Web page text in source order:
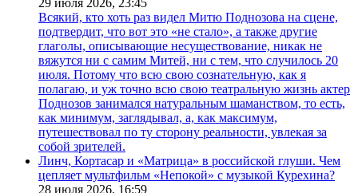
Всякий, кто хоть раз видел Митю Поднозова на сцене,
подтвердит, что вот это «не стало», а также другие
глаголы, описывающие несуществование, никак не
вяжутся ни с самим Митей, ни с тем, что случилось 20
июля. Потому что всю свою сознательную, как я
полагаю, и уж точно всю свою театральную жизнь актер
Поднозов занимался натуральным шаманством, то есть,
как минимум, заглядывал, а, как максимум,
путешествовал по ту сторону реальности, увлекая за
собой зрителей.
Линч, Кортасар и «Матрица» в российской глуши. Чем
цепляет мультфильм «Непокой» с музыкой Курехина?
28 июля 2026, 16:59